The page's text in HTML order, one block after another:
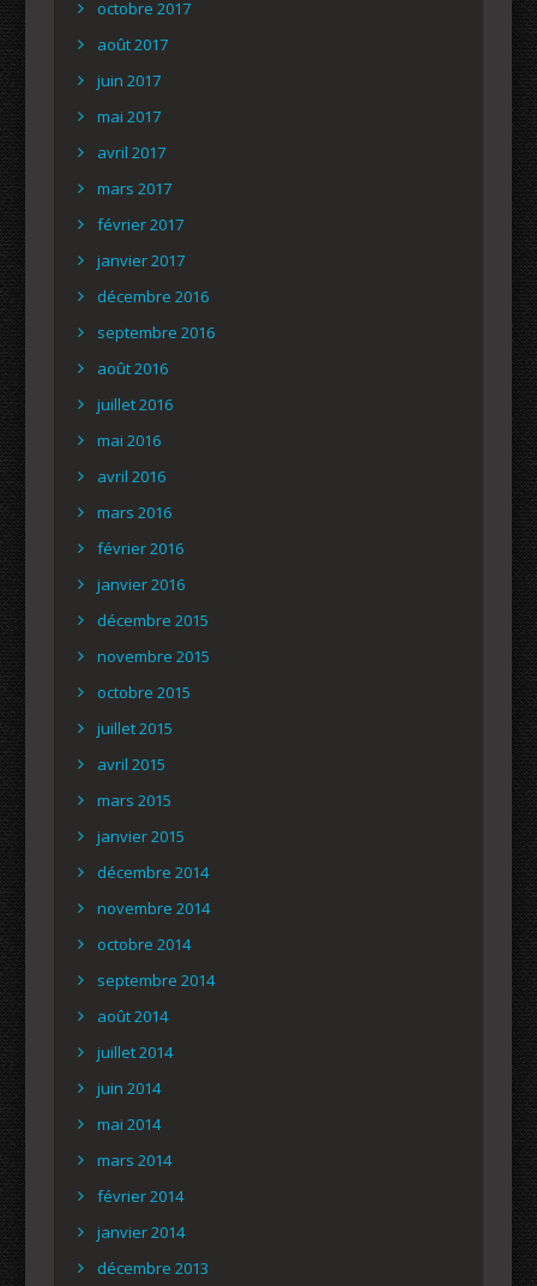
octobre 2017
août 2017
juin 2017
mai 2017
avril 2017
mars 2017
février 2017
janvier 2017
décembre 2016
septembre 2016
août 2016
juillet 2016
mai 2016
avril 2016
mars 2016
février 2016
janvier 2016
décembre 2015
novembre 2015
octobre 2015
juillet 2015
avril 2015
mars 2015
janvier 2015
décembre 2014
novembre 2014
octobre 2014
septembre 2014
août 2014
juillet 2014
juin 2014
mai 2014
mars 2014
février 2014
janvier 2014
décembre 2013